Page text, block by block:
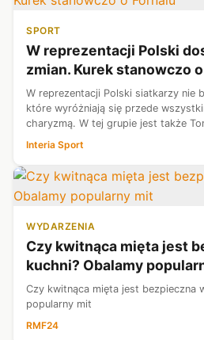
SPORT
W reprezentacji Polski
zmian. Kurek stanowczo
W reprezentacji Polski siatkarzy nie
które wyróżniają się przede
charyzmą. W tej grupie jest także
się ogromną sympatią kibiców.
obecnie od...
Interia Sport
WYDARZENIA
Czy kwitnąca mięta jest
kuchni? Obalamy
Czy kwitnąca mięta jest bezpieczna
popularny mit
RMF24